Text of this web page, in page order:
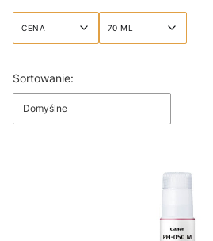
CENA 70 ML
Lista produktów
Sortowanie:
Domyślne